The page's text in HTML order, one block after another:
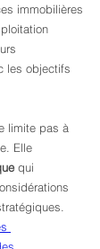
immobilières
les objectifs
limite pas à
Elle
qui